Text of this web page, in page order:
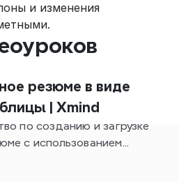
и изменения
резюме в виде
| Xmind
по созданию и загрузке
с использованием